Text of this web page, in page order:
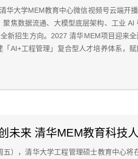
华大学MEM教育中心微信视频号云端开
聚焦数据流通、大模型底层架构、工业 AI
新招生方向。2027 清华MEM项目迎来
「AI+工程管理」复合型人才培养体系，
五），清华大学工程管理硕士教育中心将